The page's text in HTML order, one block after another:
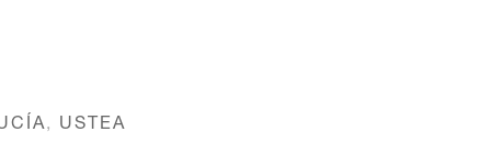
, USTEA